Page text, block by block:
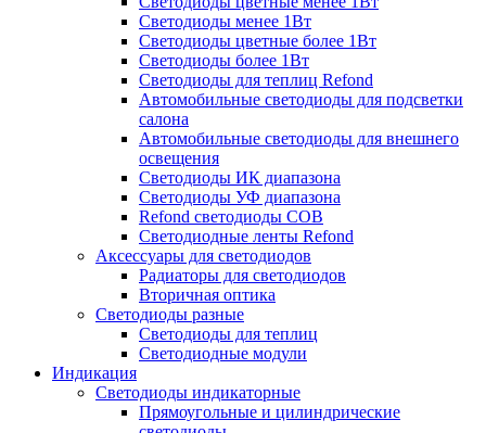
Светодиоды менее 1Вт
Светодиоды цветные более 1Вт
Светодиоды более 1Вт
Светодиоды для теплиц Refond
Автомобильные светодиоды для подсветки
салона
Автомобильные светодиоды для внешнего
освещения
Светодиоды ИК диапазона
Светодиоды УФ диапазона
Refond светодиоды COB
Светодиодные ленты Refond
Аксессуары для светодиодов
Радиаторы для светодиодов
Вторичная оптика
Светодиоды разные
Светодиоды для теплиц
Светодиодные модули
Индикация
Светодиоды индикаторные
Прямоугольные и цилиндрические